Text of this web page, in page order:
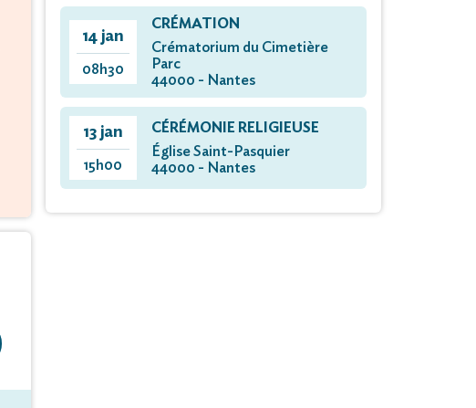
14 jan
08h30
CRÉMATION
Crématorium du Cimetière
Parc
44000 - Nantes
13 jan
15h00
CÉRÉMONIE RELIGIEUSE
Église Saint-Pasquier
44000 - Nantes